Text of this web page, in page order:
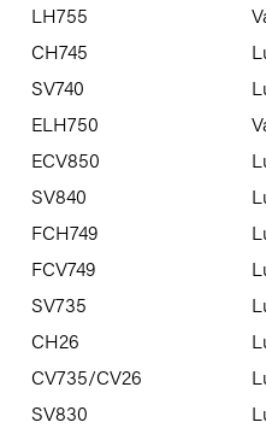
LH755
CH745
SV740
ELH750
ECV850
SV840
FCH749
FCV749
SV735
CH26
CV735/CV26
SV830